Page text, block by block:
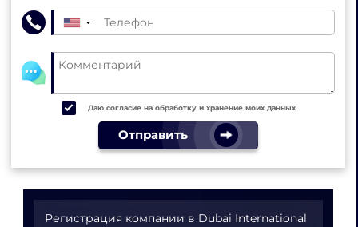
▼
Даю согласие на обработку и хранение моих данных
Отправить
Регистрация компании в Dubai International